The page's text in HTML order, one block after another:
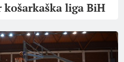
liga BiH